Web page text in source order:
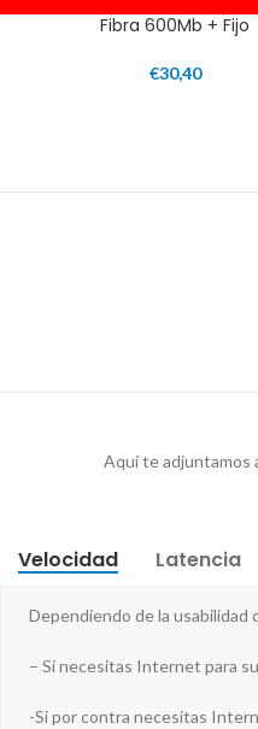
Fibra 600Mb + Fijo
€30,40
Aquí te adjuntamos
Velocidad Latencia
Dependiendo de la usabilidad
– Si necesitas Internet para
-Si por contra necesitas